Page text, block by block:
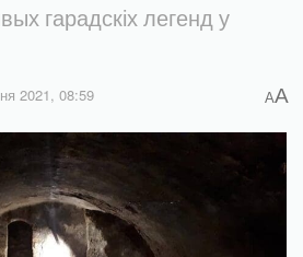
гарадскіх легенд у
2021, 08:59 AA